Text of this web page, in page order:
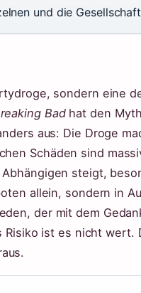
und die
sondern eine
Badhat den
aus: Die Droge
Schäden sind
steigt,
allein, sondern in
der mit dem
ist es nicht wert.